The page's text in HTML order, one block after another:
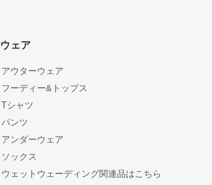
ウェア
アウターウェア
フーディー&トップス
Tシャツ
パンツ
アンダーウェア
ソックス
ウェットウェーディング関連品はこちら